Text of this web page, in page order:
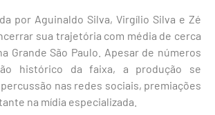
por Aguinaldo Silva, Virgílio Silva e Zé
sua trajetória com média de cerca
Grande São Paulo. Apesar de números
histórico da faixa, a produção se
nas redes sociais, premiações
na mídia especializada.